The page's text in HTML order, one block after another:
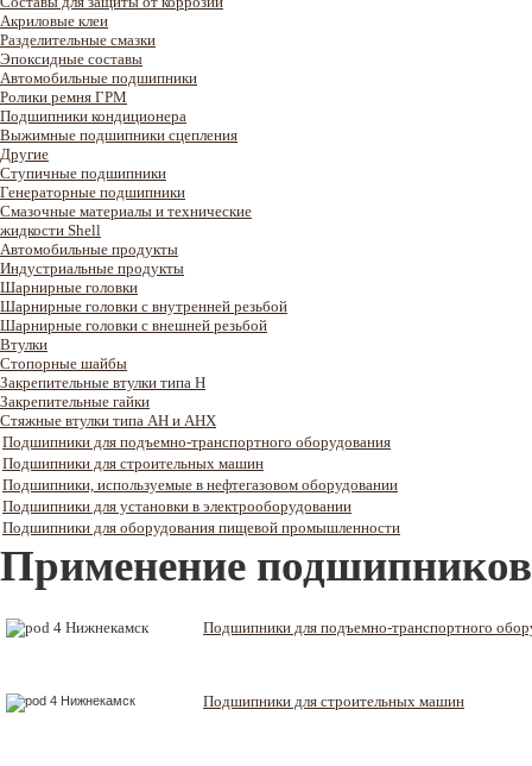
Акриловые клеи
Разделительные смазки
Эпоксидные составы
Автомобильные подшипники
Ролики ремня ГРМ
Подшипники кондиционера
Выжимные подшипники сцепления
Другие
Ступичные подшипники
Генераторные подшипники
Смазочные материалы и технические
жидкости Shell
Автомобильные продукты
Индустриальные продукты
Шарнирные головки
Шарнирные головки с внутренней резьбой
Шарнирные головки с внешней резьбой
Втулки
Стопорные шайбы
Закрепительные втулки типа H
Закрепительные гайки
Стяжные втулки типа AH и AHX
Подшипники для подъемно-транспортного оборудования
Подшипники для строительных машин
Подшипники, используемые в нефтегазовом оборудовании
Подшипники для установки в электрооборудовании
Подшипники для оборудования пищевой промышленности
Применение подшипников
Подшипники для подъемно-транспортного
Подшипники для строительных машин